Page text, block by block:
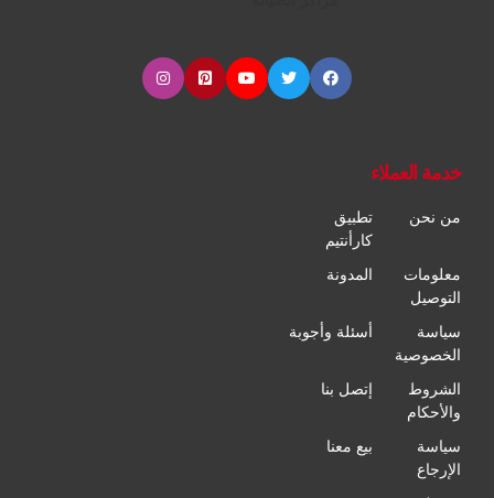
خدمة العملاء
من نحن
تطبيق
كارأنتيم
معلومات
التوصيل
المدونة
سياسة
الخصوصية
أسئلة وأجوبة
الشروط
والأحكام
إتصل بنا
سياسة
الإرجاع
بيع معنا